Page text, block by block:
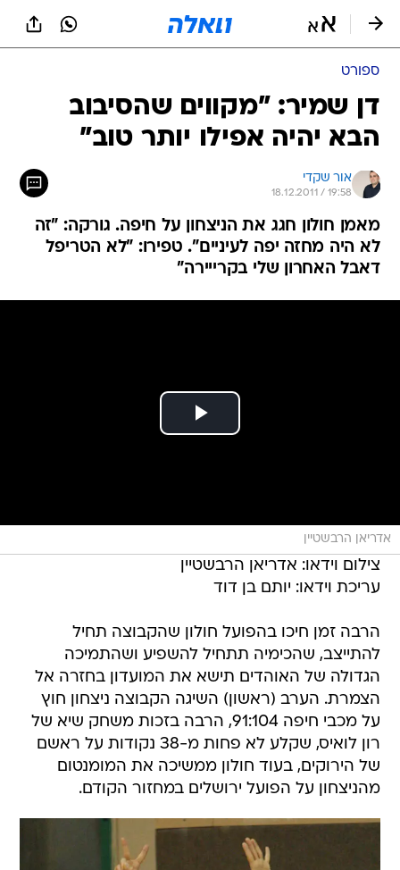
ספורט
דן שמיר: "מקווים שהסיבוב
הבא יהיה אפילו יותר טוב"
אור שקדי
18.12.2011 / 19:58
מאמן חולון חגג את הניצחון על חיפה. גורקה: "זה
לא היה מחזה יפה לעיניים". טפירו: "לא הטריפל
דאבל האחרון שלי בקרייירה"
אדריאן הרבשטיין
צילום וידאו: אדריאן הרבשטיין
עריכת וידאו: יותם בן דוד
הרבה זמן חיכו בהפועל חולון שהקבוצה תחיל
להתייצב, שהכימיה תתחיל להשפיע ושהתמיכה
הגדולה של האוהדים תישא את המועדון בחזרה אל
הצמרת. הערב (ראשון) השיגה הקבוצה ניצחון חוץ
על מכבי חיפה 91:104, הרבה בזכות משחק שיא של
רון לואיס, שקלע לא פחות מ-38 נקודות על ראשם
של הירוקים, בעוד חולון ממשיכה את המומנטום
מהניצחון על הפועל ירושלים במחזור הקודם.